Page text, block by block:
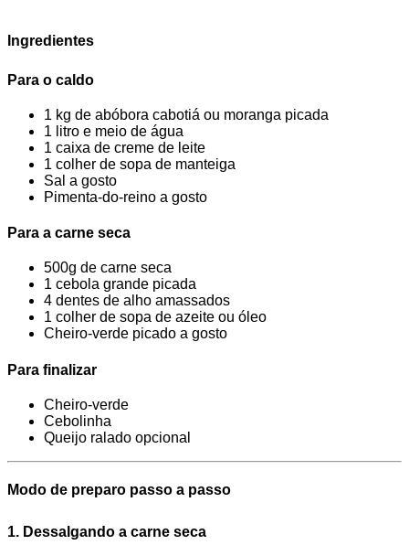
Ingredientes
Para o caldo
1 kg de abóbora cabotiá ou moranga picada
1 litro e meio de água
1 caixa de creme de leite
1 colher de sopa de manteiga
Sal a gosto
Pimenta-do-reino a gosto
Para a carne seca
500g de carne seca
1 cebola grande picada
4 dentes de alho amassados
1 colher de sopa de azeite ou óleo
Cheiro-verde picado a gosto
Para finalizar
Cheiro-verde
Cebolinha
Queijo ralado opcional
Modo de preparo passo a passo
1. Dessalgando a carne seca